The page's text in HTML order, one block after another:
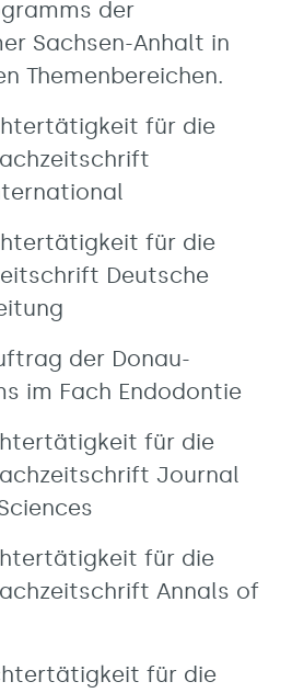
der
Sachsen-Anhalt in
Themenbereichen.
für die
für die
Deutsche
der Donau-
im Fach Endodontie
für die
Journal
für die
Annals of
für die